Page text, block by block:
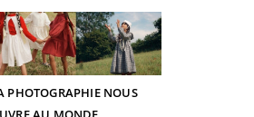
PHOTOGRAPHIE NOUS